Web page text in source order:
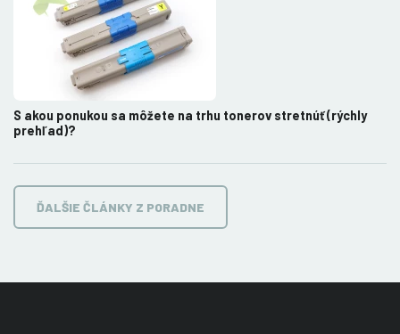
S akou ponukou sa môžete na trhu tonerov stretnúť (rýchly
prehľad)?
ĎALŠIE ČLÁNKY Z PORADNE